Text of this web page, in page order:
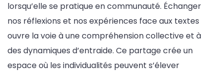
lorsqu’elle se pratique en communauté. Échanger
nos réflexions et nos expériences face aux textes
ouvre la voie à une compréhension collective et à
des dynamiques d’entraide. Ce partage crée un
espace où les individualités peuvent s’élever